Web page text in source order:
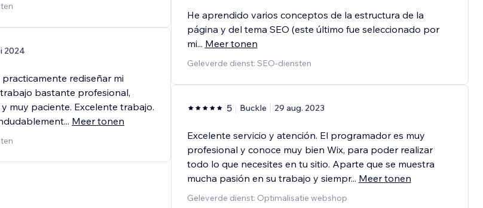
2024
rediseñar mi
bastante profesional,
muy paciente. Excelente trabajo.
... Meer tonen
He aprendido varios conceptos de la estructura de la
página y del tema SEO (este último fue seleccionado por
mi... Meer tonen
Geleverde dienst: SEO-diensten
5 Buckle 29 aug. 2023
Excelente servicio y atención. El programador es muy
profesional y conoce muy bien Wix, para poder realizar
todo lo que necesites en tu sitio. Aparte que se muestra
mucha pasión en su trabajo y siempr... Meer tonen
Geleverde dienst: Optimalisatie webshop